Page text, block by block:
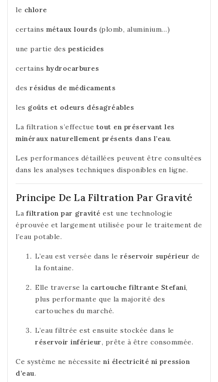
le chlore
certains métaux lourds (plomb, aluminium…)
une partie des pesticides
certains hydrocarbures
des résidus de médicaments
les goûts et odeurs désagréables
La filtration s’effectue tout en préservant les
minéraux naturellement présents dans l’eau.
Les performances détaillées peuvent être consultées
dans les analyses techniques disponibles en ligne.
Principe De La Filtration Par Gravité
La filtration par gravité est une technologie
éprouvée et largement utilisée pour le traitement de
l’eau potable.
L’eau est versée dans le réservoir supérieur de
la fontaine.
Elle traverse la cartouche filtrante Stefani,
plus performante que la majorité des
cartouches du marché.
L’eau filtrée est ensuite stockée dans le
réservoir inférieur, prête à être consommée.
Ce système ne nécessite ni électricité ni pression
d’eau.